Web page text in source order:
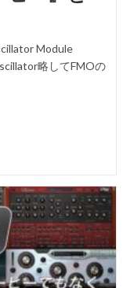
Module
略してFMOの